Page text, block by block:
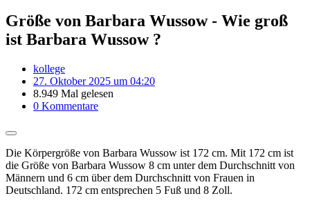
Größe von Barbara Wussow - Wie groß
ist Barbara Wussow ?
kollege
27. Oktober 2025 um 04:20
8.949 Mal gelesen
0 Kommentare
Die Körpergröße von Barbara Wussow ist 172 cm. Mit 172 cm ist
die Größe von Barbara Wussow 8 cm unter dem Durchschnitt von
Männern und 6 cm über dem Durchschnitt von Frauen in
Deutschland. 172 cm entsprechen 5 Fuß und 8 Zoll.